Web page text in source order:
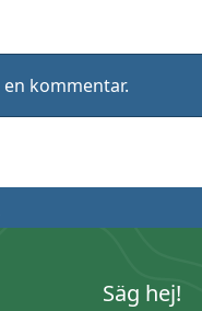
kommentar.
Säg hej!